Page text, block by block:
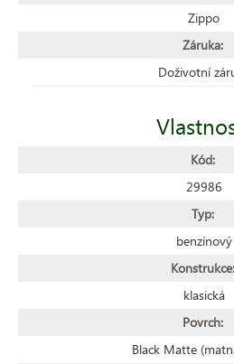
Zippo
Záruka:
Doživotní
Kód:
29986
Typ:
benzínový
Konstrukce:
klasická
Povrch:
Black Matte